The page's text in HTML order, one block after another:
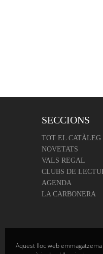
SECCIONS
TOT EL CATÀLEG
NOVETATS
VALS REGAL
CLUBS DE
AGENDA
LA CARBONERA
Aquest lloc web